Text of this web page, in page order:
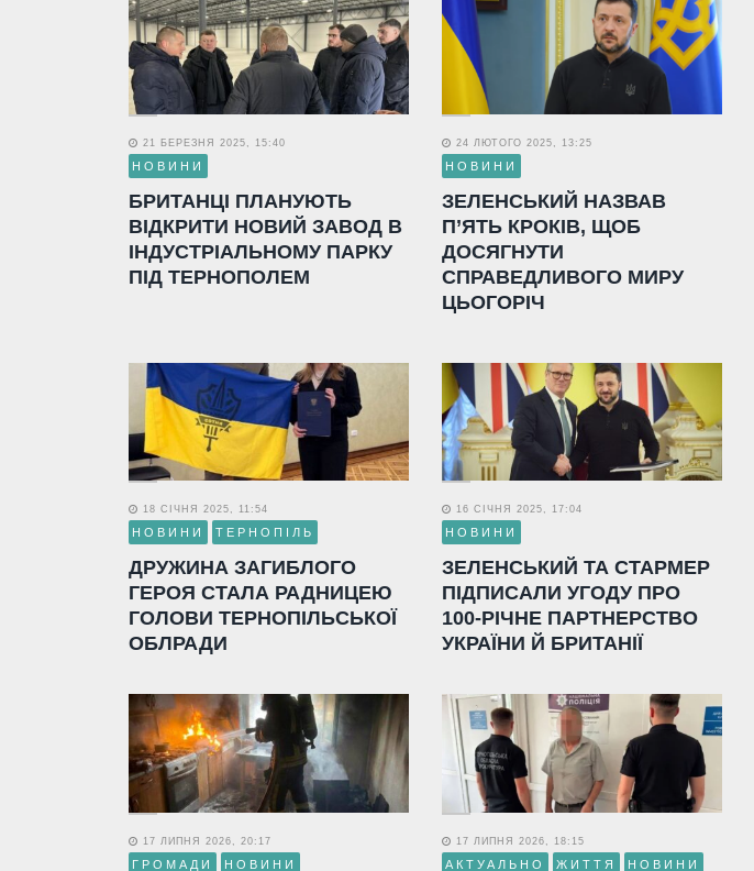
21 БЕРЕЗНЯ 2025, 15:40
НОВИНИ
БРИТАНЦІ ПЛАНУЮТЬ
ВІДКРИТИ НОВИЙ ЗАВОД В
ІНДУСТРІАЛЬНОМУ ПАРКУ
ПІД ТЕРНОПОЛЕМ
24 ЛЮТОГО 2025, 13:25
НОВИНИ
ЗЕЛЕНСЬКИЙ НАЗВАВ
П’ЯТЬ КРОКІВ, ЩОБ
ДОСЯГНУТИ
СПРАВЕДЛИВОГО МИРУ
ЦЬОГОРІЧ
18 СІЧНЯ 2025, 11:54
НОВИНИ ТЕРНОПІЛЬ
ДРУЖИНА ЗАГИБЛОГО
ГЕРОЯ СТАЛА РАДНИЦЕЮ
ГОЛОВИ ТЕРНОПІЛЬСЬКОЇ
ОБЛРАДИ
16 СІЧНЯ 2025, 17:04
НОВИНИ
ЗЕЛЕНСЬКИЙ ТА СТАРМЕР
ПІДПИСАЛИ УГОДУ ПРО
100-РІЧНЕ ПАРТНЕРСТВО
УКРАЇНИ Й БРИТАНІЇ
17 ЛИПНЯ 2026, 20:17
ГРОМАДИ НОВИНИ
17 ЛИПНЯ 2026, 18:15
АКТУАЛЬНО ЖИТТЯ НОВИНИ